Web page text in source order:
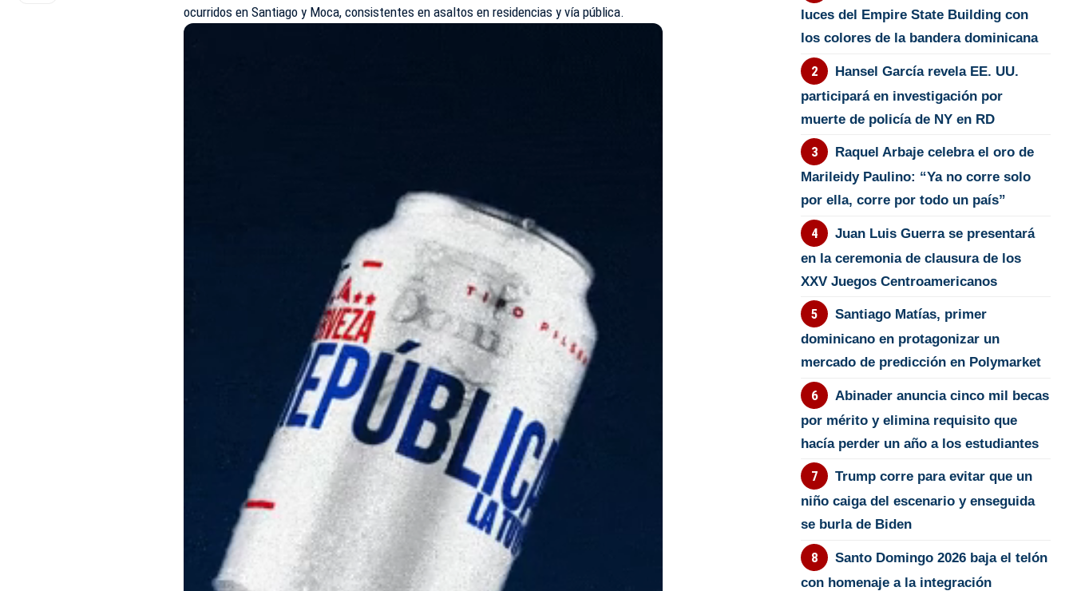
ocurridos en Santiago y Moca, consistentes en asaltos en residencias y vía pública.
luces del Empire State Building con
los colores de la bandera dominicana
Hansel García revela EE. UU.
participará en investigación por
muerte de policía de NY en RD
Raquel Arbaje celebra el oro de
Marileidy Paulino: “Ya no corre solo
por ella, corre por todo un país”
Juan Luis Guerra se presentará
en la ceremonia de clausura de los
XXV Juegos Centroamericanos
Santiago Matías, primer
dominicano en protagonizar un
mercado de predicción en Polymarket
Abinader anuncia cinco mil becas
por mérito y elimina requisito que
hacía perder un año a los estudiantes
Trump corre para evitar que un
niño caiga del escenario y enseguida
se burla de Biden
Santo Domingo 2026 baja el telón
con homenaje a la integración